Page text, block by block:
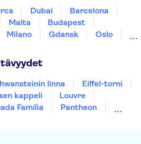
Dubai
Barcelona
Malta
Budapest
Milano Gdansk
Oslo
Riika
linna
Eiffel-torni
kappeli
Louvre
Família
Pantheon